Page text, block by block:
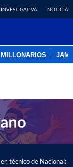
NOTICIAS
MILLONARIOS
técnico de Nacional: